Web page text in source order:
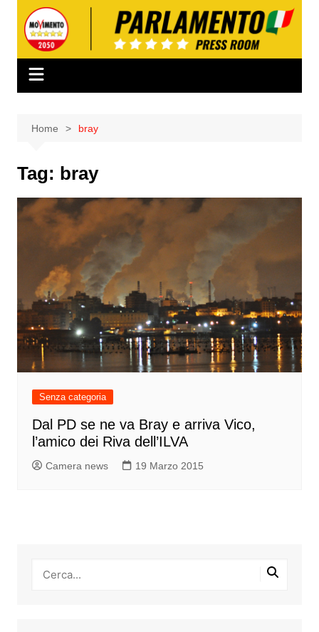
contenuto
Home bray
Tag: bray
Senza categoria
Dal PD se ne va Bray e arriva Vico,
l’amico dei Riva dell’ILVA
Camera news 19 Marzo 2015